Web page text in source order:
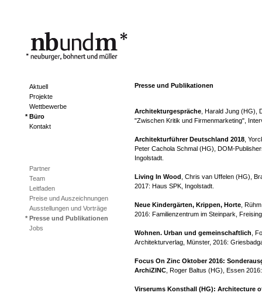
Aktuell
Projekte
Wettbewerbe
Büro
Kontakt
Partner
Team
Leitfaden
Preise und Auszeichnungen
Ausstellungen und Vorträge
Presse und Publikationen
Jobs
Presse und Publikationen
Architekturgespräche , Harald Jung (HG),
"Zwischen Kritik und Firmenmarketing",
Architekturführer Deutschland 2018 ,
Peter Cachola Schmal (HG), DOM-
Ingolstadt.
Living In Wood , Chris van Uffelen (HG),
2017: Haus SPK, Ingolstadt.
Neue Kindergärten, Krippen, Horte ,
2016: Familienzentrum im Steinpark, Freising
Wohnen. Urban und gemeinschaftlich ,
Architekturverlag, Münster, 2016:
Focus On Zinc Oktober 2016:
ArchiZINC , Roger Baltus (HG), Essen
Virserums Konsthall (HG): Architecture